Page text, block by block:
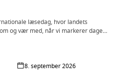
læsedag, hvor landets
og vær med, når vi markerer dagen
8. september 2026